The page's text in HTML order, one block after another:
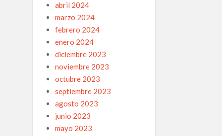
abril 2024
marzo 2024
febrero 2024
enero 2024
diciembre 2023
noviembre 2023
octubre 2023
septiembre 2023
agosto 2023
junio 2023
mayo 2023